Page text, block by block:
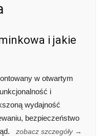
i jakie
w otwartym
i
wydajność
bezpieczeństwo
zobacz szczegóły →